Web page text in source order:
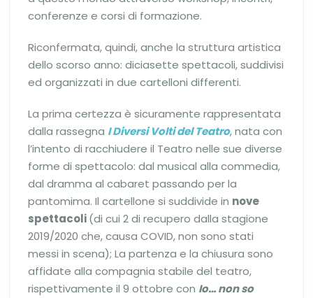
conferenze e corsi di formazione.
Riconfermata, quindi, anche la struttura artistica
dello scorso anno: diciasette spettacoli, suddivisi
ed organizzati in due cartelloni differenti.
La prima certezza è sicuramente rappresentata
dalla rassegna I Diversi Volti del Teatro, nata con
l’intento di racchiudere il Teatro nelle sue diverse
forme di spettacolo: dal musical alla commedia,
dal dramma al cabaret passando per la
pantomima. Il cartellone si suddivide in nove
spettacoli(di cui 2 di recupero dalla stagione
2019/2020 che, causa COVID, non sono stati
messi in scena); La partenza e la chiusura sono
affidate alla compagnia stabile del teatro,
rispettivamente il 9 ottobre con Io… non so